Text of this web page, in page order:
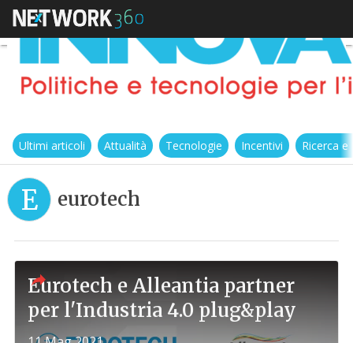
Ultimi articoli Attualità Tecnologie Incentivi Ricerca
E eurotech
Eurotech e Alleantia partner
per l'Industria 4.0 plug&play